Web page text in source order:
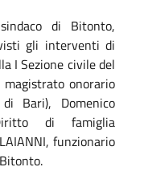
di Bitonto,
gli interventi di
I Sezione civile del
onorario
Bari), Domenico
di famiglia
funzionario